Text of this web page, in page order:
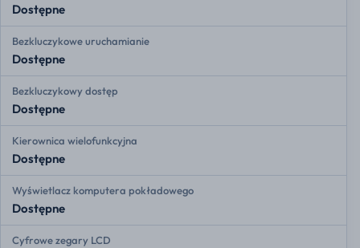
Dostępne
Bezkluczykowe uruchamianie
Dostępne
Bezkluczykowy dostęp
Dostępne
Kierownica wielofunkcyjna
Dostępne
Wyświetlacz komputera pokładowego
Dostępne
Cyfrowe zegary LCD